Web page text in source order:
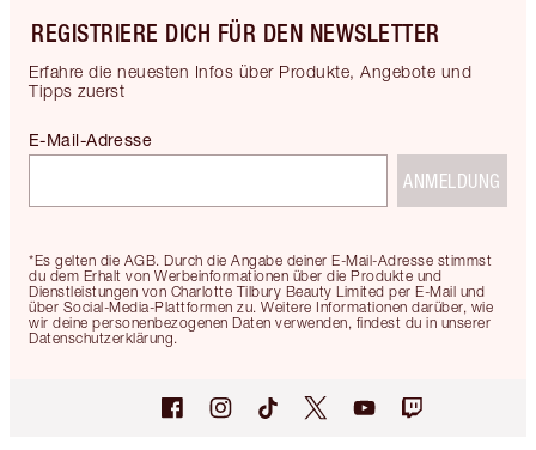
REGISTRIERE DICH FÜR DEN NEWSLETTER
Erfahre die neuesten Infos über Produkte, Angebote und
Tipps zuerst
*Es gelten die AGB. Durch die Angabe deiner E-Mail-Adresse stimmst
du dem Erhalt von Werbeinformationen über die Produkte und
Dienstleistungen von Charlotte Tilbury Beauty Limited per E-Mail und
über Social-Media-Plattformen zu. Weitere Informationen darüber, wie
wir deine personenbezogenen Daten verwenden, findest du in unserer
Datenschutzerklärung.
E-Mail-Adresse
ANMELDUNG